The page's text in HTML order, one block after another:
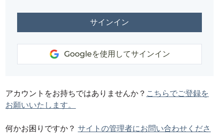
Googleを使用してサインイン
アカウントをお持ちではありませんか？ こちらでご登録を
お願いいたします。
何かお困りですか？サイトの管理者にお問い合わせくださ